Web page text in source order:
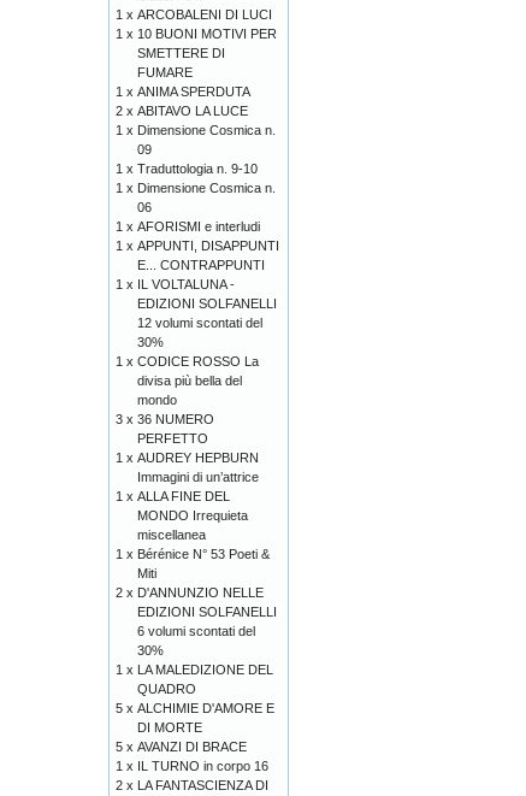
1 x ARCOBALENI DI LUCI
1 x 10 BUONI MOTIVI PER
SMETTERE DI
FUMARE
1 x ANIMA SPERDUTA
2 x ABITAVO LA LUCE
1 x Dimensione Cosmica n.
09
1 x Traduttologia n. 9-10
1 x Dimensione Cosmica n.
06
1 x AFORISMI e interludi
1 x APPUNTI, DISAPPUNTI
E... CONTRAPPUNTI
1 x IL VOLTALUNA -
EDIZIONI SOLFANELLI
12 volumi scontati del
30%
1 x CODICE ROSSO La
divisa più bella del
mondo
3 x 36 NUMERO
PERFETTO
1 x AUDREY HEPBURN
Immagini di un’attrice
1 x ALLA FINE DEL
MONDO Irrequieta
miscellanea
1 x Bérénice N° 53 Poeti &
Miti
2 x D'ANNUNZIO NELLE
EDIZIONI SOLFANELLI
6 volumi scontati del
30%
1 x LA MALEDIZIONE DEL
QUADRO
5 x ALCHIMIE D'AMORE E
DI MORTE
5 x AVANZI DI BRACE
1 x IL TURNO in corpo 16
2 x LA FANTASCIENZA DI